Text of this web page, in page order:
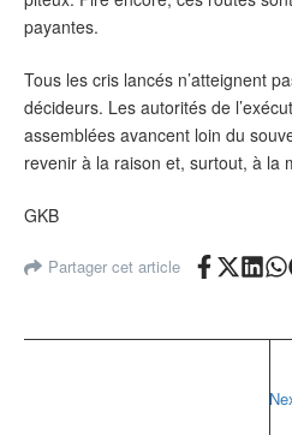
payantes.
Tous les cris lancés n’atteignent
décideurs. Les autorités de
assemblées avancent loin du
revenir à la raison et, surtout, à la
GKB
Partager cet article